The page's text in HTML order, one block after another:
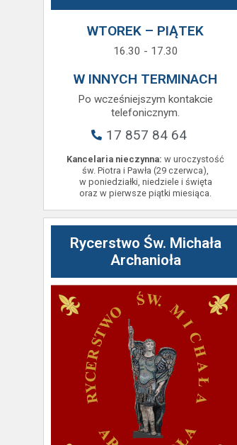
WTOREK – PIĄTEK
16.30 - 17.30
W INNYCH TERMINACH
Po wcześniejszym kontakcie
telefonicznym.
17 857 84 64
Kancelaria nieczynna: w uroczystość
św. Piotra i Pawła (29 czerwca),
w poniedziałki, niedziele i święta
oraz w pierwsze piątki miesiąca.
Rycerstwo Św. Michała
Archanioła